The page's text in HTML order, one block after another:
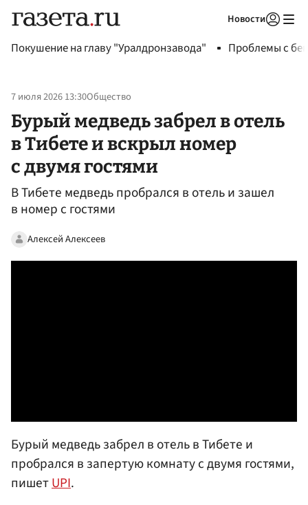
Новости
Покушение на главу "Уралдронзавода" Проблемы с
7 июля 2026 13:30Общество
Бурый медведь забрел в отель
в Тибете и вскрыл номер
с двумя гостями
В Тибете медведь пробрался в отель и зашел
в номер с гостями
Алексей Алексеев
Бурый медведь забрел в отель в Тибете и
пробрался в запертую комнату с двумя гостями,
пишетUPI.